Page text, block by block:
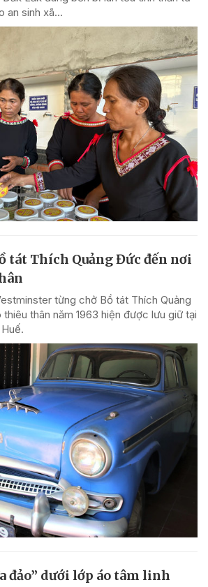
an sinh xã...
tát Thích Quảng Đức đến nơi
từng chở Bồ tát Thích Quảng
thân năm 1963 hiện được lưu giữ tại
đảo” dưới lớp áo tâm linh